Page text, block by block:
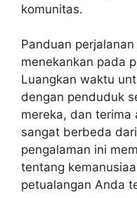
komunitas.
Panduan
menekankan pada
Luangkan waktu
dengan penduduk
mereka, dan terima
sangat berbeda
pengalaman ini
tentang
petualangan Anda